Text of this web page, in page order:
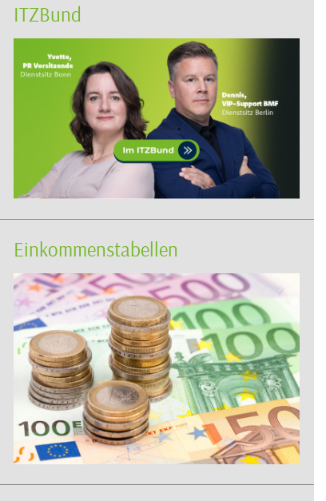
ITZBund
Einkommenstabellen